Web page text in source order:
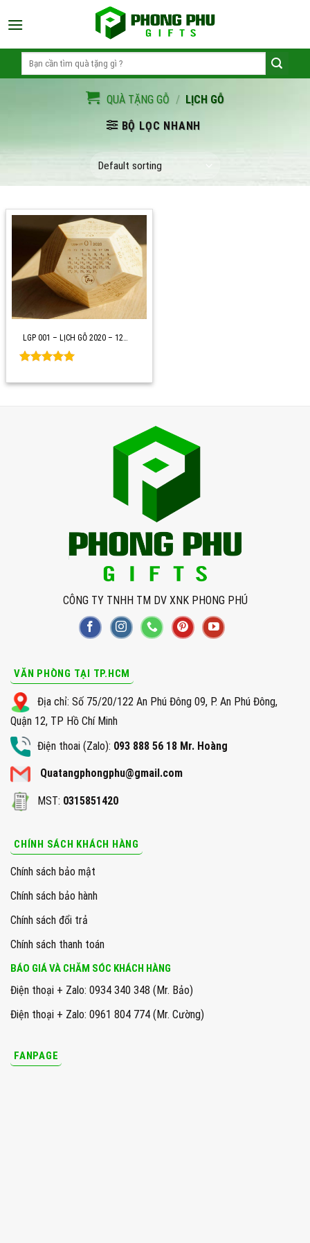
to
for:
QUÀ TẶNG GỖ / LỊCH GỖ
BỘ LỌC NHANH
LGP 001 – LỊCH GỖ 2020 – 12…
out of 5
CÔNG TY TNHH TM DV XNK PHONG PHÚ
VĂN PHÒNG TẠI TP.HCM
Địa chỉ: Số 75/20/122 An Phú Đông 09, P. An Phú Đông,
Quận 12, TP Hồ Chí Minh
Điện thoai (Zalo): 093 888 56 18 Mr. Hoàng
Quatangphongphu@gmail.com
MST: 0315851420
CHÍNH SÁCH KHÁCH HÀNG
Chính sách bảo mật
Chính sách bảo hành
Chính sách đổi trả
Chính sách thanh toán
BÁO GIÁ VÀ CHĂM SÓC KHÁCH HÀNG
Điện thoại + Zalo: 0934 340 348 (Mr. Bảo)
Điện thoại + Zalo: 0961 804 774 (Mr. Cường)
FANPAGE